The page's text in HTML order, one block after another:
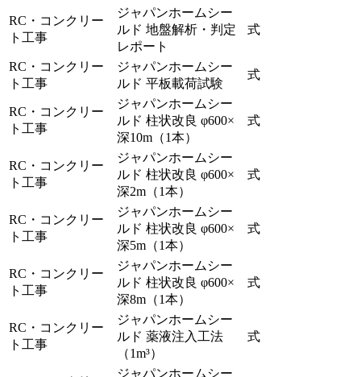
RC・コンクリー
ト工事
ジャパンホームシー
ルド 地盤解析・判定
レポート
式
RC・コンクリー
ト工事
ジャパンホームシー
ルド 平板載荷試験
式
RC・コンクリー
ト工事
ジャパンホームシー
ルド 柱状改良 φ600×
深10m（1本）
式
RC・コンクリー
ト工事
ジャパンホームシー
ルド 柱状改良 φ600×
深2m（1本）
式
RC・コンクリー
ト工事
ジャパンホームシー
ルド 柱状改良 φ600×
深5m（1本）
式
RC・コンクリー
ト工事
ジャパンホームシー
ルド 柱状改良 φ600×
深8m（1本）
式
RC・コンクリー
ト工事
ジャパンホームシー
ルド 薬液注入工法
（1m³）
式
ジャパンホームシー